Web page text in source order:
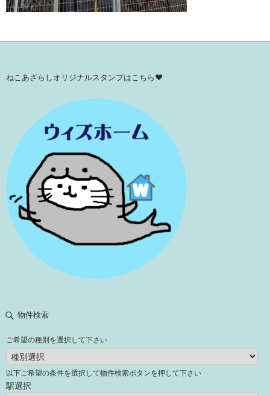
ねこあざらしオリジナルスタンプはこちら♥
物件検索
ご希望の種別を選択して下さい
以下ご希望の条件を選択して物件検索ボタンを押して下さい
駅選択